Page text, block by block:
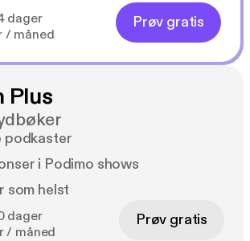
dager
/ måned
Prøv gratis
Plus
podkaster
i Podimo shows
som helst
dager
/ måned
Prøv gratis